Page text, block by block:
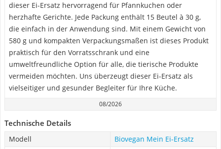
dieser Ei-Ersatz hervorragend für Pfannkuchen oder
herzhafte Gerichte. Jede Packung enthält 15 Beutel à 30 g,
die einfach in der Anwendung sind. Mit einem Gewicht von
580 g und kompakten Verpackungsmaßen ist dieses Produkt
praktisch für den Vorratsschrank und eine
umweltfreundliche Option für alle, die tierische Produkte
vermeiden möchten. Uns überzeugt dieser Ei-Ersatz als
vielseitiger und gesunder Begleiter für Ihre Küche.
08/2026
Technische Details
Modell Biovegan Mein Ei-Ersatz